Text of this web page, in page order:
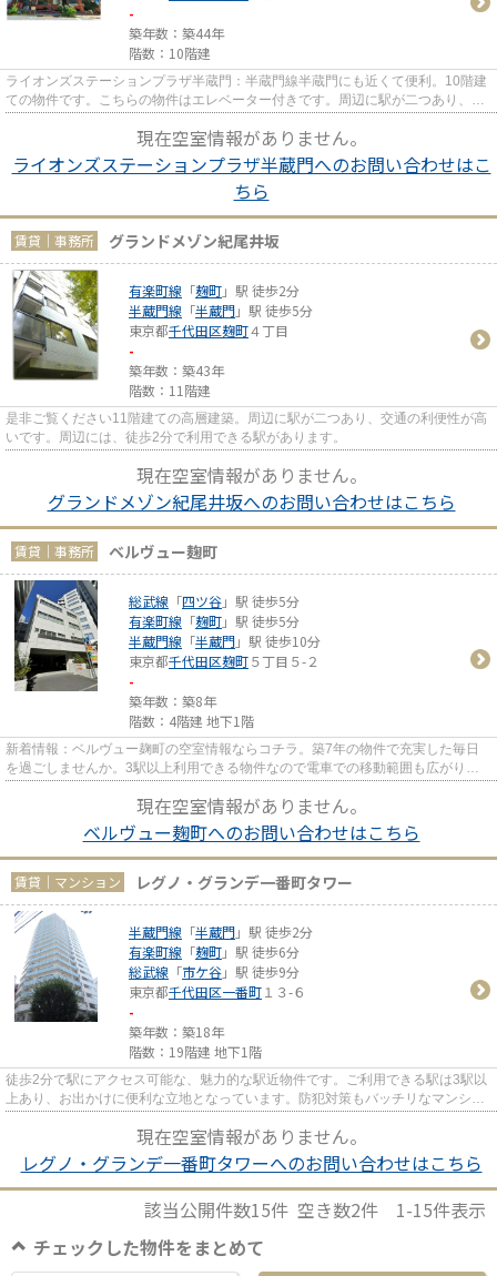
-
築年数：築44年
階数：10階建
ライオンズステーションプラザ半蔵門：半蔵門線半蔵門にも近くて便利。10階建
ての物件です。こちらの物件はエレベーター付きです。周辺に駅が二つあり、交
現在空室情報がありません。
ライオンズステーションプラザ半蔵門へのお問い合わせはこ
ちら
賃貸｜事務所 グランドメゾン紀尾井坂
有楽町線 「麹町」駅 徒歩2分
半蔵門線 「半蔵門」駅 徒歩5分
東京都千代田区麹町４丁目
-
築年数：築43年
階数：11階建
是非ご覧ください11階建ての高層建築。周辺に駅が二つあり、交通の利便性が高
いです。周辺には、徒歩2分で利用できる駅があります。
現在空室情報がありません。
グランドメゾン紀尾井坂へのお問い合わせはこちら
賃貸｜事務所 ベルヴュー麹町
総武線 「四ツ谷」駅 徒歩5分
有楽町線 「麹町」駅 徒歩5分
半蔵門線 「半蔵門」駅 徒歩10分
東京都千代田区麹町５丁目５-２
-
築年数：築8年
階数：4階建 地下1階
新着情報：ベルヴュー麹町の空室情報ならコチラ。築7年の物件で充実した毎日
を過ごしませんか。3駅以上利用できる物件なので電車での移動範囲も広がりま
現在空室情報がありません。
ベルヴュー麹町へのお問い合わせはこちら
賃貸｜マンション レグノ・グランデ一番町タワー
半蔵門線 「半蔵門」駅 徒歩2分
有楽町線 「麹町」駅 徒歩6分
総武線 「市ケ谷」駅 徒歩9分
東京都千代田区一番町１３-６
-
築年数：築18年
階数：19階建 地下1階
徒歩2分で駅にアクセス可能な、魅力的な駅近物件です。ご利用できる駅は3駅以
上あり、お出かけに便利な立地となっています。防犯対策もバッチリなマンショ
現在空室情報がありません。
レグノ・グランデ一番町タワーへのお問い合わせはこちら
該当公開件数15件 空き数2件 1-15件表示
チェックした物件をまとめて